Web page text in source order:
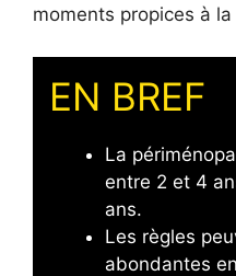
moments propices à
EN BREF
La
entre 2 et 4
ans.
Les règles
abondantes